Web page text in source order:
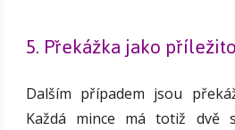
5. Překážka jako
Dalším případem jsou
Každá mince má totiž dvě